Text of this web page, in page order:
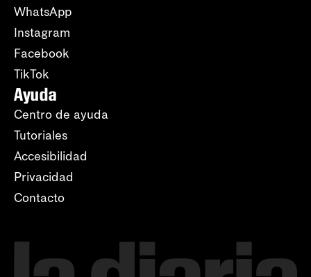
WhatsApp
Instagram
Facebook
TikTok
Ayuda
Centro de ayuda
Tutoriales
Accesibilidad
Privacidad
Contacto